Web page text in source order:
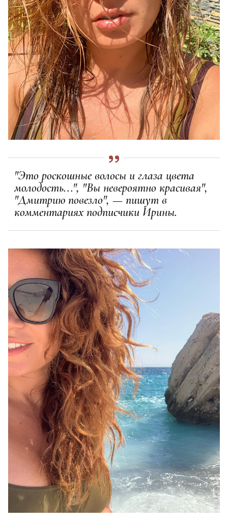
"Это роскошные волосы и глаза цвета
молодость...", "Вы невероятно красивая",
"Дмитрию повезло", — пишут в
комментариях подписчики Ирины.